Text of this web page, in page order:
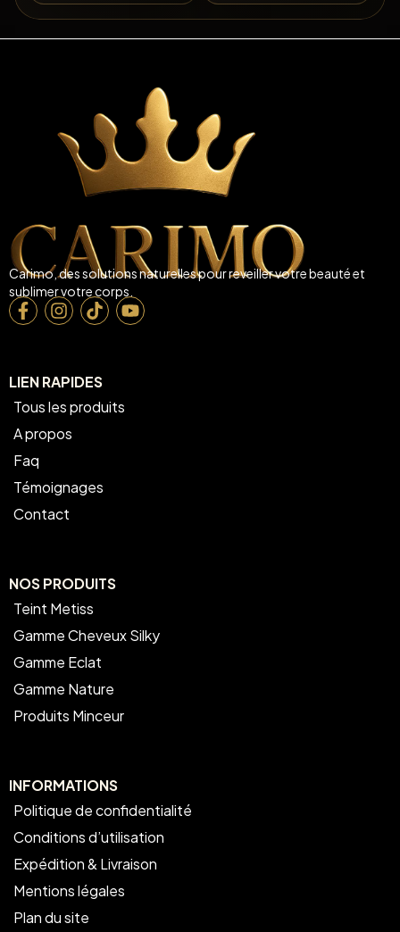
Carimo, des solutions naturelles pour reveiller votre beauté et
sublimer votre corps.
LIEN RAPIDES
Tous les produits
A propos
Faq
Témoignages
Contact
NOS PRODUITS
Teint Metiss
Gamme Cheveux Silky
Gamme Eclat
Gamme Nature
Produits Minceur
INFORMATIONS
Politique de confidentialité
Conditions d’utilisation
Expédition & Livraison
Mentions légales
Plan du site